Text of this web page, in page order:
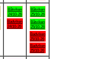
Båtviken
24/10-26
Badviken
24/10-26
Båtviken
25/10-26
Båtviken
25/10-26
Badviken
25/10-26
Badviken
25/10-26